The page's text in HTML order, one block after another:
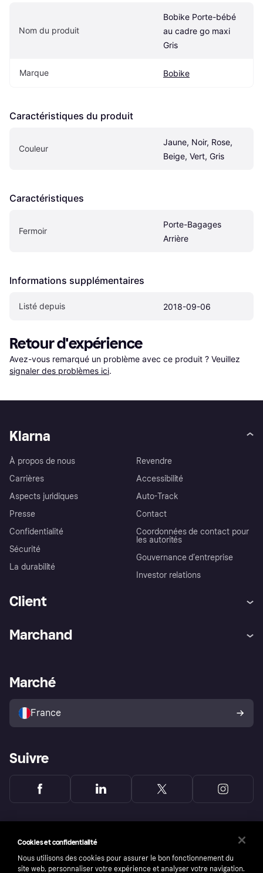
Nom du produit
Bobike Porte-bébé
au cadre go maxi
Gris
Marque Bobike
Caractéristiques du produit
Couleur
Jaune, Noir, Rose,
Beige, Vert, Gris
Caractéristiques
Fermoir
Porte-Bagages
Arrière
Informations supplémentaires
Listé depuis 2018-09-06
Retour d'expérience
Avez-vous remarqué un problème avec ce produit ? Veuillez
signaler des problèmes ici.
Klarna
À propos de nous
Carrières
Aspects juridiques
Presse
Confidentialité
Sécurité
La durabilité
Revendre
Accessibilité
Auto-Track
Contact
Coordonnées de contact pour
les autorités
Gouvernance d’entreprise
Investor relations
Client
Explorez les magasins
Politique de protection de
l’acheteur Klarna
Marchand
Portail Marchand
Marché
France
Suivre
Cookies et confidentialité
Nous utilisons des cookies pour assurer le bon fonctionnement du
site web, personnaliser votre expérience et analyser votre navigation.